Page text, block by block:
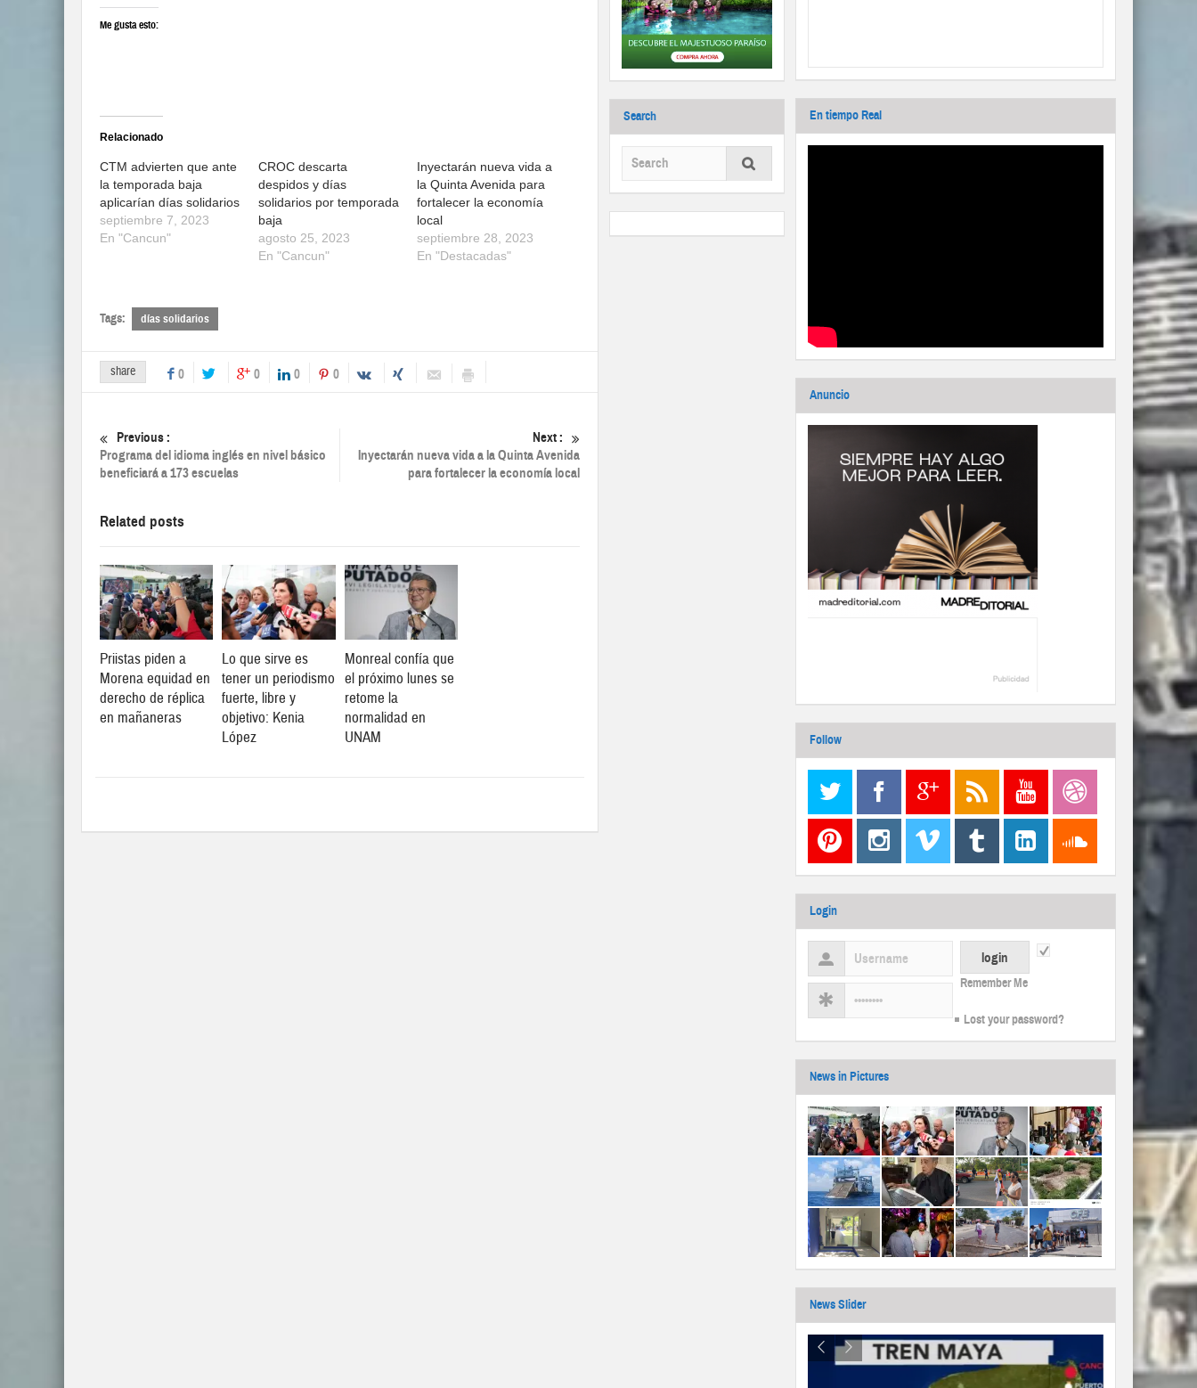
Me gusta esto:
Relacionado
CTM advierten que ante
la temporada baja
aplicarían días solidarios
septiembre 7, 2023
En "Cancun"
CROC descarta
despidos y días
solidarios por temporada
baja
agosto 25, 2023
En "Cancun"
Inyectarán nueva vida a
la Quinta Avenida para
fortalecer la economía
local
septiembre 28, 2023
En "Destacadas"
Tags: días solidarios
share 0 0 0 0
Previous :
Programa del idioma inglés en nivel básico
beneficiará a 173 escuelas
Next :
Inyectarán nueva vida a la Quinta Avenida
para fortalecer la economía local
Related posts
Priistas piden a
Morena equidad en
derecho de réplica
en mañaneras
Lo que sirve es
tener un periodismo
fuerte, libre y
objetivo: Kenia
López
Monreal confía que
el próximo lunes se
retome la
normalidad en
UNAM
Search En tiempo Real
Anuncio
Follow
Login
Remember Me
Lost your password?
News in Pictures
News Slider